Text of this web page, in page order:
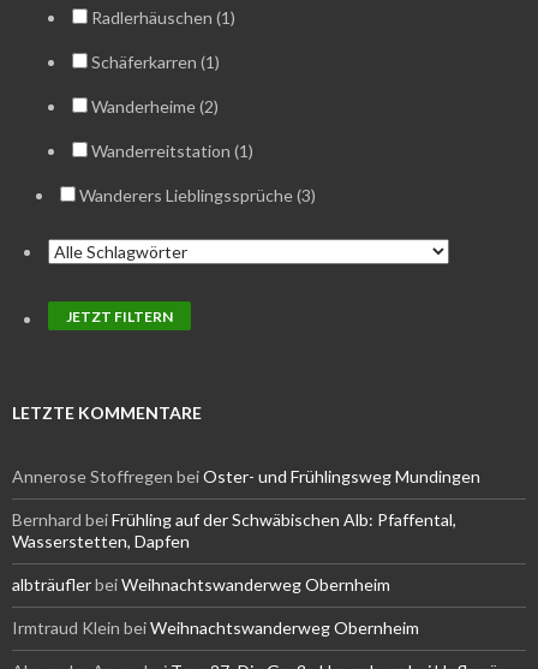
Radlerhäuschen (1)
Schäferkarren (1)
Wanderheime (2)
Wanderreitstation (1)
Wanderers Lieblingssprüche (3)
LETZTE KOMMENTARE
Annerose Stoffregen beiOster- und Frühlingsweg Mundingen
Bernhard beiFrühling auf der Schwäbischen Alb: Pfaffental,
Wasserstetten, Dapfen
albträuflerbeiWeihnachtswanderweg Obernheim
Irmtraud Klein beiWeihnachtswanderweg Obernheim